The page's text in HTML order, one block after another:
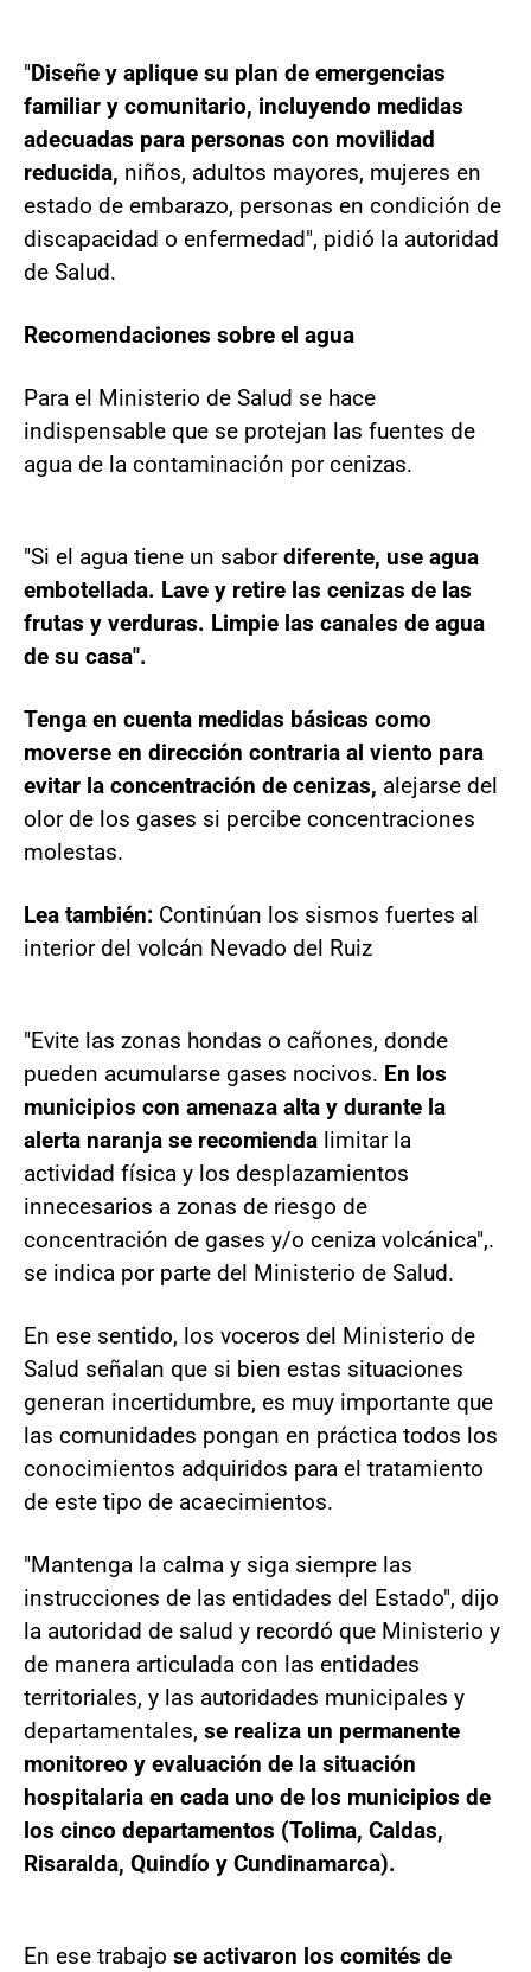
"Diseñe y aplique su plan de emergencias
familiar y comunitario, incluyendo medidas
adecuadas para personas con movilidad
reducida, niños, adultos mayores, mujeres en
estado de embarazo, personas en condición de
discapacidad o enfermedad", pidió la autoridad
de Salud.
Recomendaciones sobre el agua
Para el Ministerio de Salud se hace
indispensable que se protejan las fuentes de
agua de la contaminación por cenizas.
"Si el agua tiene un sabordiferente, use agua
embotellada. Lave y retire las cenizas de las
frutas y verduras. Limpie las canales de agua
de su casa".
Tenga en cuenta medidas básicas como
moverse en dirección contraria al viento para
evitar la concentración de cenizas, alejarse del
olor de los gases si percibe concentraciones
molestas.
Lea también: Continúan los sismos fuertes al
interior del volcán Nevado del Ruiz
"Evite las zonas hondas o cañones, donde
pueden acumularse gases nocivos. En los
municipios con amenaza alta y durante la
alerta naranja se recomienda limitar la
actividad física y los desplazamientos
innecesarios a zonas de riesgo de
concentración de gases y/o ceniza volcánica",.
se indica por parte del Ministerio de Salud.
En ese sentido, los voceros del Ministerio de
Salud señalan que si bien estas situaciones
generan incertidumbre, es muy importante que
las comunidades pongan en práctica todos los
conocimientos adquiridos para el tratamiento
de este tipo de acaecimientos.
"Mantenga la calma y siga siempre las
instrucciones de las entidades del Estado", dijo
la autoridad de salud y recordó que Ministerio y
de manera articulada con las entidades
territoriales, y las autoridades municipales y
departamentales, se realiza un permanente
monitoreo y evaluación de la situación
hospitalaria en cada uno de los municipios de
los cinco departamentos (Tolima, Caldas,
Risaralda, Quindío y Cundinamarca).
En ese trabajo se activaron los comités de